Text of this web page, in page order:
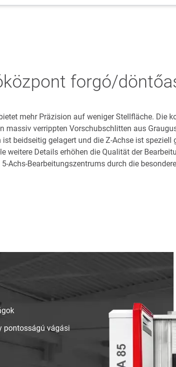
forgó/
mehr Präzision auf weniger Stellfläche. Die
massiv verrippten Vorschubschlitten aus
ist beidseitig gelagert und die Z-Achse ist speziell
weitere Details erhöhen die Qualität der
Achs-Bearbeitungszentrums durch die
pontosságú vágási